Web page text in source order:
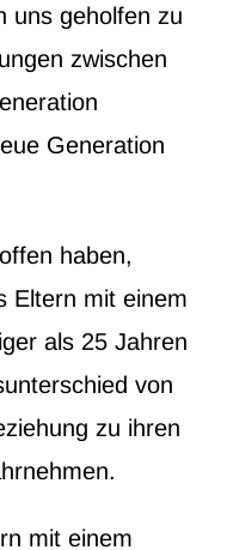
uns geholfen zu
zwischen
Generation
haben,
Eltern mit einem
als 25 Jahren
von
zu ihren
mit einem